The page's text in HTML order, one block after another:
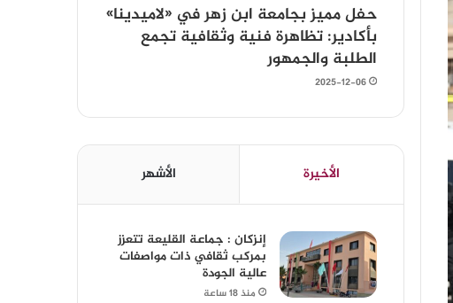
حفل مميز بجامعة ابن زهر في «لاميدينا»
بأكادير: تظاهرة فنية وثقافية تجمع
الطلبة والجمهور
2025-12-06
الأخيرة الأشهر
إنزكان : جماعة القليعة تتعزز
بمركب ثقافي ذات مواصفات
عالية الجودة
منذ 18 ساعة